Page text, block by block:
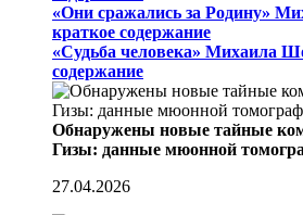
«Они сражались за Родину»
краткое содержание
«Судьба человека» Михаила
содержание
Обнаружены новые тайные
Гизы: данные мюонной
27.04.2026